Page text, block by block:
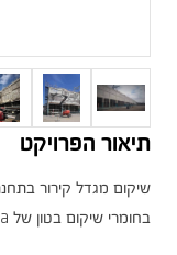
תיאור הפרויקט
שיקום מגדל קירור
בחומרי שיקום בטון של Sika.